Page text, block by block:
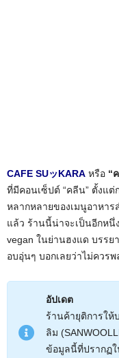
CAFE SUッKARA หรือ “
ที่มีคอนเซ็ปต์ “คลีน” ตั้งแ
หลากหลายของเมนูอาหา
แล้ว ร้านนี้น่าจะเป็นอีกหนึ่
vegan ในย่านฮงแด บรร
อบอุ่นๆ บอกเลยว่าไม่ควรพ
อัปเดต
ร้านค้ายุติการให้
ลิม
ข้อมูลนี้ที่ปรากฏใ